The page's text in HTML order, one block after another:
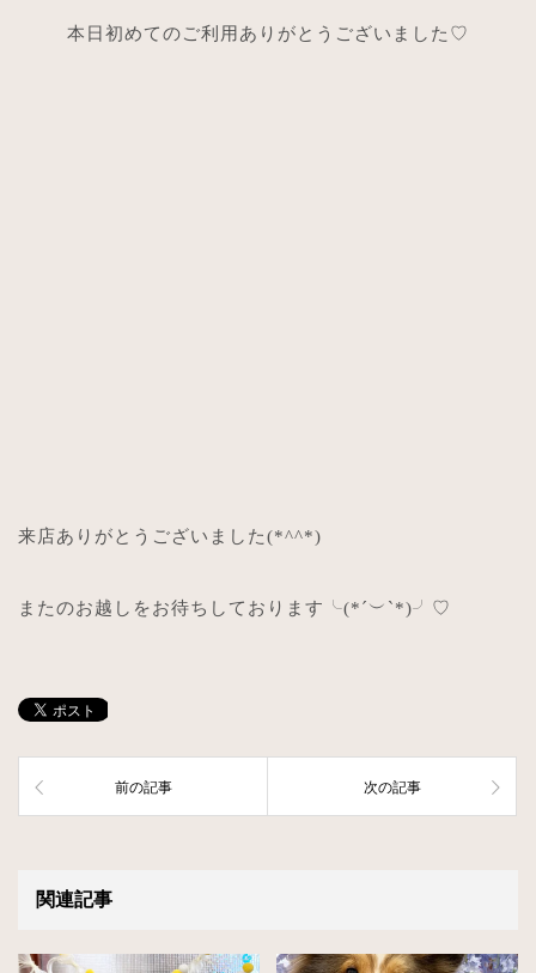
本日初めてのご利用ありがとうございました♡
来店ありがとうございました(*^^*)
またのお越しをお待ちしております╰(*´︶ `*)╯ ♡
前の記事 次の記事
関連記事